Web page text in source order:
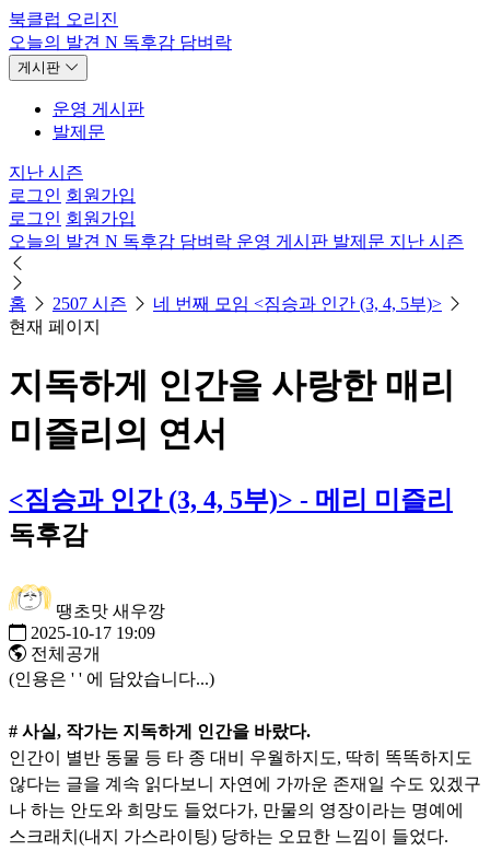
북클럽 오리진
오늘의 발견 N 독후감 담벼락
게시판
운영 게시판
발제문
지난 시즌
로그인 회원가입
로그인 회원가입
오늘의 발견 N 독후감 담벼락 운영 게시판 발제문 지난 시즌
홈 2507 시즌
네 번째 모임 <짐승과 인간 (3, 4, 5부)>
현재 페이지
지독하게 인간을 사랑한 매리
미즐리의 연서
<짐승과 인간 (3, 4, 5부)> - 메리 미즐리
독후감
땡초맛 새우깡
2025-10-17 19:09
전체공개
(인용은 ' ' 에 담았습니다...)
# 사실, 작가는 지독하게 인간을 바랐다.
인간이 별반 동물 등 타 종 대비 우월하지도, 딱히 똑똑하지도
않다는 글을 계속 읽다보니 자연에 가까운 존재일 수도 있겠구
나 하는 안도와 희망도 들었다가, 만물의 영장이라는 명예에
스크래치(내지 가스라이팅) 당하는 오묘한 느낌이 들었다.